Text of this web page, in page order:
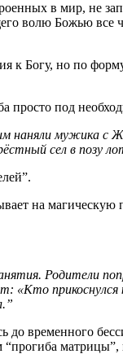
в мир, не
волю Божью все
к Богу, но по
просто под
мужика с
сел в позу
на
Родители
до временного